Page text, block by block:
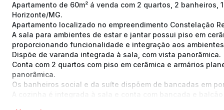
Apartamento de 60m² á venda com 2 quartos, 2 banheiros,
Horizonte/MG.
Apartamento localizado no empreendimento Constelação
A sala para ambientes de estar e jantar possui piso em
proporcionando funcionalidade e integração aos
Dispõe de varanda integrada à sala, com vista panorâmica.
Conta com 2 quartos com piso em cerâmica e armários
panorâmica.
Os banheiros social e da suíte dispõem de bancadas em
A cozinha é integrada à sala e conta com bancada e